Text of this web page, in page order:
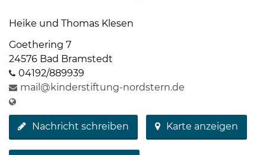
Bramstedt
04192-
506-
zentrale@badbramstedt.de
Mo,
Di,
08
Heike und Thomas Klesen
Goethering 7
24576 Bad Bramstedt
04192/889939
mail@kinderstiftung-nordstern.de
Nachricht schreiben Karte anzeigen